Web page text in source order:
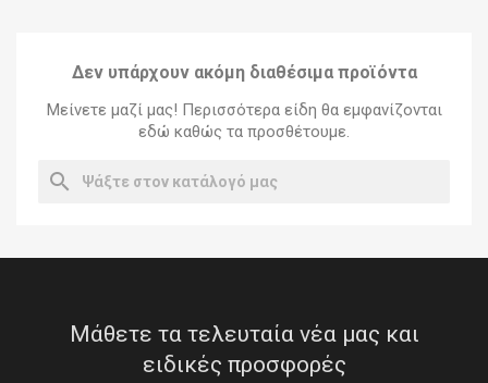
Δεν υπάρχουν ακόμη διαθέσιμα προϊόντα
Μείνετε μαζί μας! Περισσότερα είδη θα εμφανίζονται
εδώ καθώς τα προσθέτουμε.
search
Μάθετε τα τελευταία νέα μας και
ειδικές προσφορές